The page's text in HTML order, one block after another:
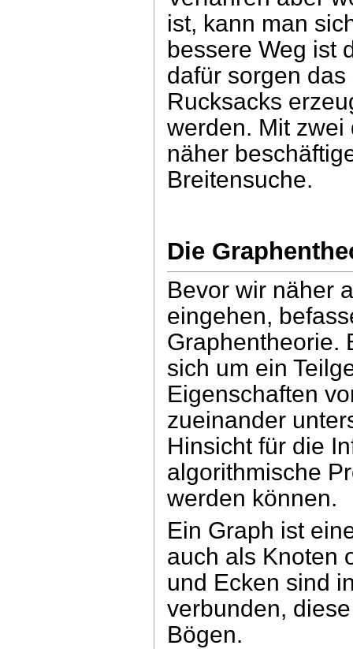
ist, kann man
bessere Weg ist
dafür sorgen
Rucksacks
werden. Mit
näher
Breitensuche.
Die
Bevor wir näher
eingehen,
Graphentheorie.
sich um ein
Eigenschaften
zueinander
Hinsicht für die
algorithmische
werden können.
Ein Graph ist
auch als Knoten
und Ecken sind
verbunden,
Bögen.